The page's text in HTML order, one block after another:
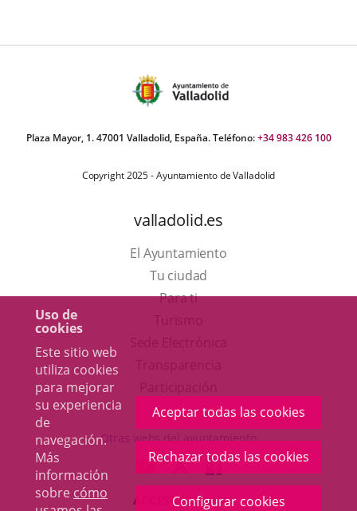
Uso de
cookies
Este sitio web
utiliza cookies
para mejorar
su experiencia
de
navegación.
Más
información
sobre cómo
Aceptar todas las cookies
Rechazar todas las cookies
Configurar cookies
Plaza Mayor, 1. 47001 Valladolid, España. Teléfono:+34 983 426 100
Copyright 2025 - Ayuntamiento de Valladolid
valladolid.es
El Ayuntamiento
Tu ciudad
Para ti
en
una
ventana
nueva.
aplicación
externa.
Otras webs del ayuntamiento
ENLACE
A
UNA
ENLACE
A
UNA
ENLACE
A
UNA
ACCESIBILIDAD